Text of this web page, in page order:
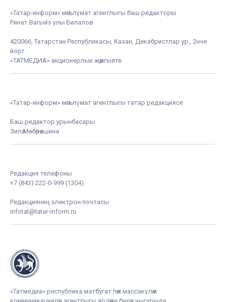
«Татар-информ» мәгълүмат агентлыгы баш редакторы
Ринат Вагыйз улы Билалов
420066, Татарстан Республикасы, Казан, Декабристлар ур., 2нче
йорт.
«ТАТМЕДИА» акционерлык җәмгыяте
«Татар-информ» мәгълүмат агентлыгы татар редакциясе
Баш редактор урынбасары
Зилә Мөбәрәкшина
Редакция телефоны
+7 (843) 222-0-999 (1304)
Редакциянең электрон почтасы
infotat@tatar-inform.ru
«Татмедиа» республика матбугат һәм массакүләм